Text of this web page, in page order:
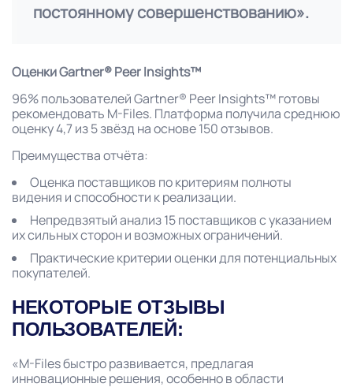
постоянному совершенствованию».
Оценки Gartner® Peer Insights™
96% пользователей Gartner® Peer Insights™ готовы
рекомендовать M-Files. Платформа получила среднюю
оценку 4,7 из 5 звёзд на основе 150 отзывов.
Преимущества отчёта:
Оценка поставщиков по критериям полноты
видения и способности к реализации.
Непредвзятый анализ 15 поставщиков с указанием
их сильных сторон и возможных ограничений.
Практические критерии оценки для потенциальных
покупателей.
НЕКОТОРЫЕ ОТЗЫВЫ
ПОЛЬЗОВАТЕЛЕЙ:
«M-Files быстро развивается, предлагая
инновационные решения, особенно в области